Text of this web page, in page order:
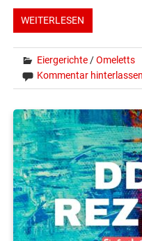
WEITERLESEN
Eiergerichte /Omeletts
Kommentar hinterlassen